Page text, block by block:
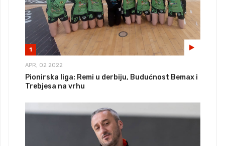
1
APR, 02 2022
Pionirska liga: Remi u derbiju, Budućnost Bemax i
Trebjesa na vrhu